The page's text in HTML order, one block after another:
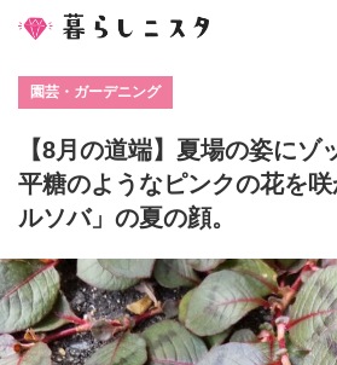
園芸・ガーデニング
【8月の道端】夏場の姿にゾ
平糖のようなピンクの花を
ルソバ」の夏の顔。